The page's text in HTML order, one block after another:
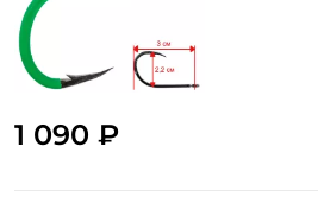
1 090 ₽